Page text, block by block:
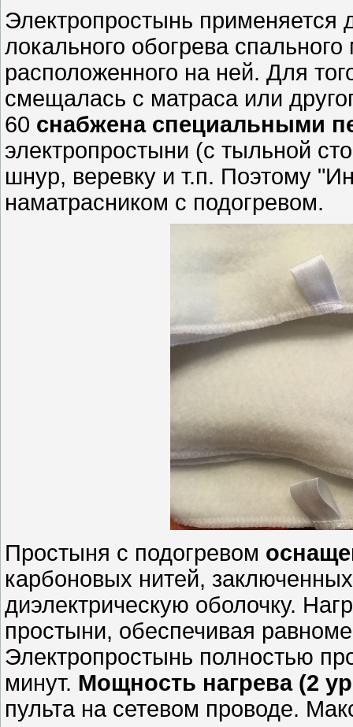
Электропростынь применяется
локального обогрева
расположенного на ней. Для
смещалась с матраса или
60 снабжена специальными
электропростыни (с тыльной
шнур, веревку и т.п. Поэтому
наматрасником с подогревом.
Простыня с подогревом
карбоновых нитей,
диэлектрическую оболочку.
простыни, обеспечивая
Электропростынь полностью
минут. Мощность нагрева (2
пульта на сетевом проводе.